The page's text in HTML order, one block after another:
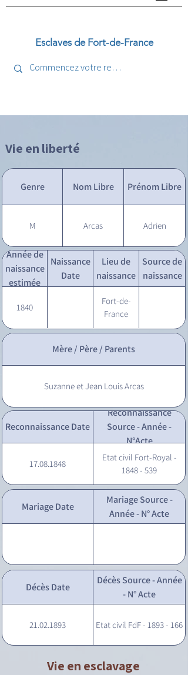
Esclaves de Fort-de-France
Vie en liberté
Genre Nom Libre Prénom Libre
M Arcas Adrien
Année de
naissance
estimée
Naissance
Date
Lieu de
naissance
Source de
naissance
1840
Fort-de-
France
Mère / Père / Parents
Suzanne et Jean Louis Arcas
Reconnaissance Date
Reconnaissance
Source - Année -
N°Acte
17.08.1848
Etat civil Fort-Royal -
1848 - 539
Mariage Date
Mariage Source -
Année - N° Acte
Décès Date
Décès Source - Année
- N° Acte
21.02.1893 Etat civil FdF - 1893 - 166
Vie en esclavage